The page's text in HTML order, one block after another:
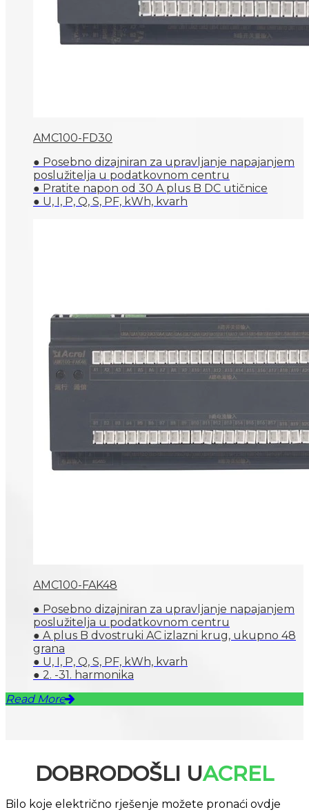
AMC100-FD30
● Posebno dizajniran za upravljanje napajanjem
poslužitelja u podatkovnom centru
● Pratite napon od 30 A plus B DC utičnice
● U, I, P, Q, S, PF, kWh, kvarh
AMC100-FAK48
● Posebno dizajniran za upravljanje napajanjem
poslužitelja u podatkovnom centru
● A plus B dvostruki AC izlazni krug, ukupno 48
grana
● U, I, P, Q, S, PF, kWh, kvarh
● 2. -31. harmonika
Read More
DOBRODOŠLI UACREL
Bilo koje električno rješenje možete pronaći ovdje